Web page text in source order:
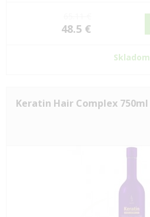
48.5 €
Skladom
Keratin Hair Complex 750ml